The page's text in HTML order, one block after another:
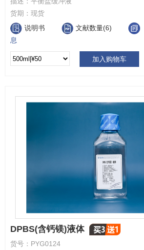
货期： 现货
说明书
文献数量(6)
息
加入购物车
DPBS(含钙镁)液体
货号： PYG0124